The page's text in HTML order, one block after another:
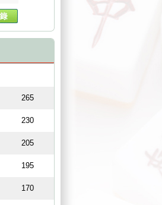
265
230
205
195
170